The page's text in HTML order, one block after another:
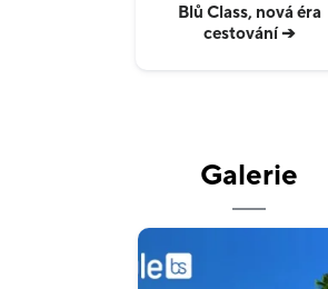
Blů Class, nová éra
cestování ➔
Galerie